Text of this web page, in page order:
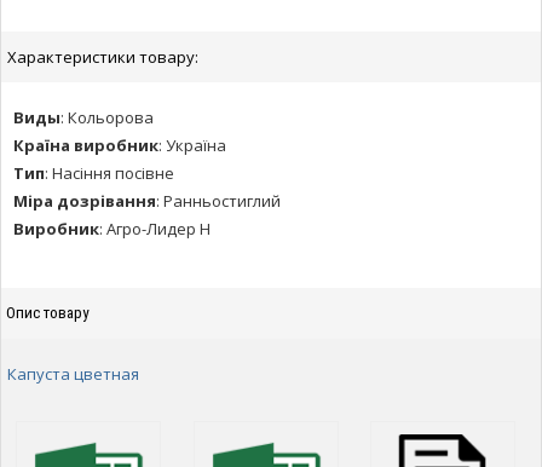
Характеристики товару:
Виды: Кольорова
Країна виробник: Україна
Тип: Насіння посівне
Міра дозрівання: Ранньостиглий
Виробник: Агро-Лидер Н
Опис товару
Капуста цветная